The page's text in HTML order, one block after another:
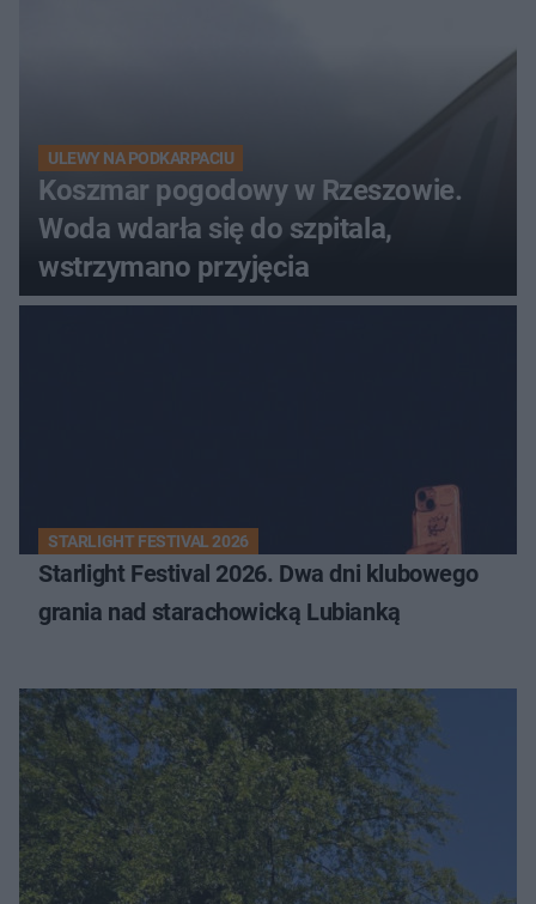
ULEWY NA PODKARPACIU
Koszmar pogodowy w Rzeszowie.
Woda wdarła się do szpitala,
wstrzymano przyjęcia
STARLIGHT FESTIVAL 2026
Starlight Festival 2026. Dwa dni klubowego
grania nad starachowicką Lubianką